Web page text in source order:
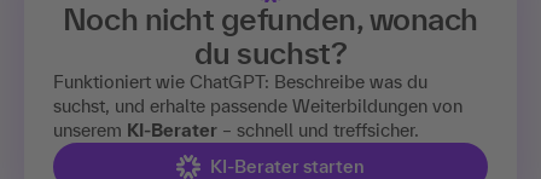
Noch nicht gefunden, wonach
du suchst?
Funktioniert wie ChatGPT: Beschreibe was du
suchst, und erhalte passende Weiterbildungen von
unserem KI-Berater – schnell und treffsicher.
KI-Berater starten